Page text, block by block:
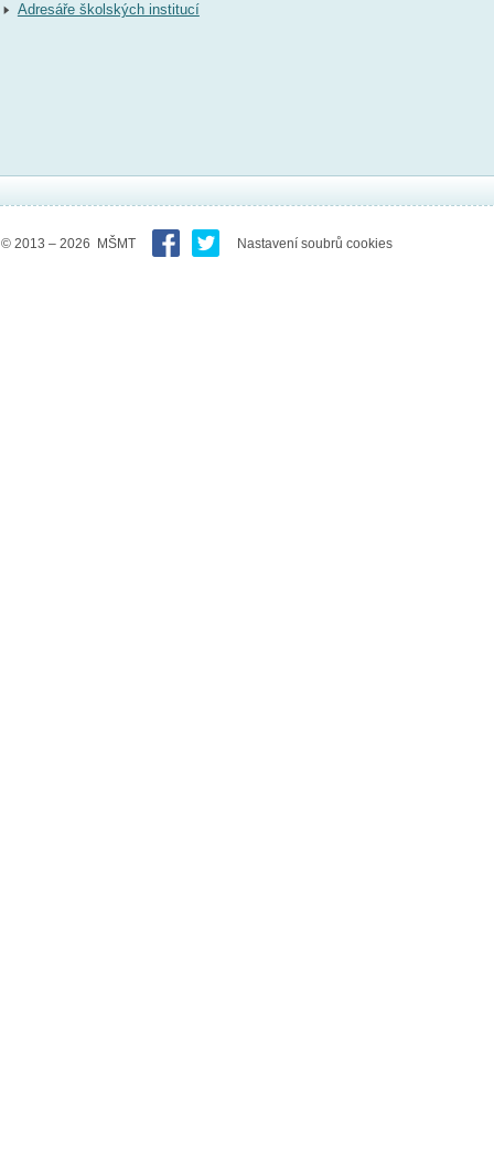
Adresáře školských institucí
© 2013 – 2026 MŠMT Nastavení soubrů cookies